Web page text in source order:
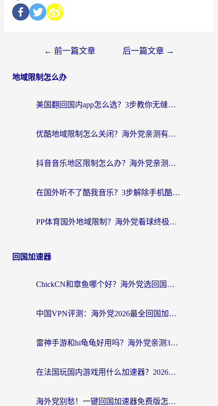
← 前一篇文章 后一篇文章 →
地域限制怎么办
美国翻回国内app怎么选？3步教你无缝刷剧、登12123、访问国内网站
优酷地域限制怎么关闭？海外党亲测有效的追剧加速器选择指南
抖音音乐地区限制怎么办？海外党亲测有效的听歌自由指南
在国外听不了酷我音乐？3步解除手机酷我音乐海外限制，附实测好用加速器
PP体育国外地域限制？海外党看球终极方案：从欧洲杯到奥运会，中文解说不卡顿！
回国加速器
ChickCN和章鱼哪个好？海外党选回国加速器的3个关键维度 + 实用避坑指南
中国VPN评测：海外党2026最全回国加速器选择指南，告别地区限制不踩坑
雷神手游和hi龟龟好用吗？海外党亲测3款回国加速器，教你选对国外到国内加速器
在法国玩国内游戏用什么加速器？2026实测解决延迟卡顿的实用指南
海外党别愁！一键回国加速器免费版怎么选？从踩坑到流畅访问的全攻略